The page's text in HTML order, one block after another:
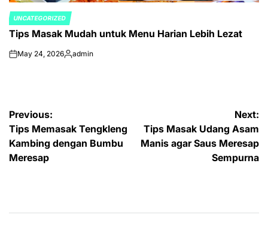
POSTED
IN
UNCATEGORIZED
Tips Masak Mudah untuk Menu Harian Lebih Lezat
onMay 24, 2026Posted
admin
Post
navigation
Previous:
Tips Memasak Tengkleng
Kambing dengan Bumbu
Meresap
Next:
Tips Masak Udang Asam
Manis agar Saus Meresap
Sempurna